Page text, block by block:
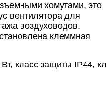
хомутами, это
вентилятора для
воздуховодов.
клеммная
класс защиты IP44,